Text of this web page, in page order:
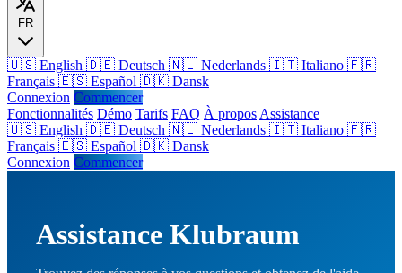
FR
🇺🇸 English 🇩🇪 Deutsch 🇳🇱 Nederlands 🇮🇹 Italiano 🇫🇷
Français 🇪🇸 Español 🇩🇰 Dansk
Connexion Commencer
Fonctionnalités Démo Tarifs FAQ À propos Assistance
🇺🇸 English 🇩🇪 Deutsch 🇳🇱 Nederlands 🇮🇹 Italiano 🇫🇷
Français 🇪🇸 Español 🇩🇰 Dansk
Connexion Commencer
Assistance Klubraum